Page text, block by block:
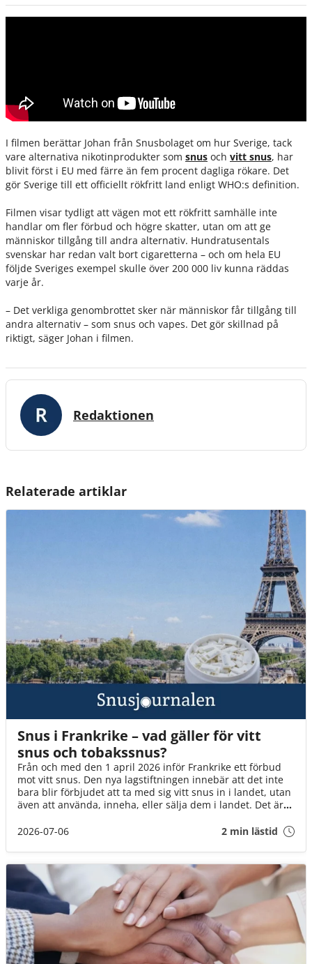
I filmen berättar Johan från Snusbolaget om hur Sverige, tack
vare alternativa nikotinprodukter som snus och vitt snus, har
blivit först i EU med färre än fem procent dagliga rökare. Det
gör Sverige till ett officiellt rökfritt land enligt WHO:s definition.
Filmen visar tydligt att vägen mot ett rökfritt samhälle inte
handlar om fler förbud och högre skatter, utan om att ge
människor tillgång till andra alternativ. Hundratusentals
svenskar har redan valt bort cigaretterna – och om hela EU
följde Sveriges exempel skulle över 200 000 liv kunna räddas
varje år.
– Det verkliga genombrottet sker när människor får tillgång till
andra alternativ – som snus och vapes. Det gör skillnad på
riktigt, säger Johan i filmen.
Redaktionen
Relaterade artiklar
Snus i Frankrike – vad gäller för vitt
snus och tobakssnus?
Från och med den 1 april 2026 inför Frankrike ett förbud
mot vitt snus. Den nya lagstiftningen innebär att det inte
bara blir förbjudet att ta med sig vitt snus in i landet, utan
även att använda, inneha, eller sälja dem i landet. Det är
(för eget bruk och i rimlig mängd).
2026-07-06 2 min lästid